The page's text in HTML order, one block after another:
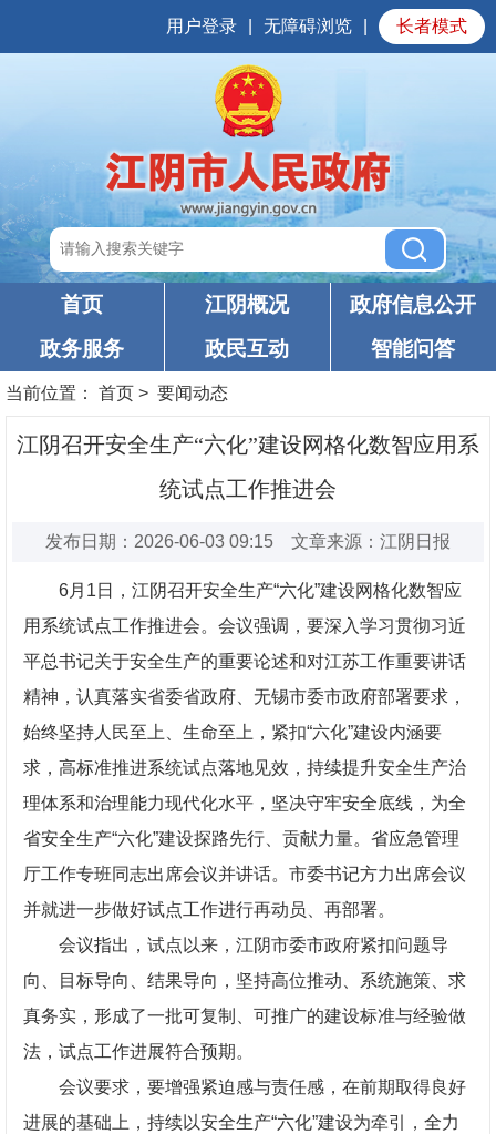
用户登录 无障碍浏览 长者模式
首页 江阴概况
政府信息公开
政务服务
政民互动 智能问答
当前位置： 首页 > 要闻动态
江阴召开安全生产“六化”建设网格化数智应用系
统试点工作推进会
发布日期：2026-06-03 09:15 文章来源：江阴日报
6月1日，江阴召开安全生产“六化”建设网格化数智应
用系统试点工作推进会。会议强调，要深入学习贯彻习近
平总书记关于安全生产的重要论述和对江苏工作重要讲话
精神，认真落实省委省政府、无锡市委市政府部署要求，
始终坚持人民至上、生命至上，紧扣“六化”建设内涵要
求，高标准推进系统试点落地见效，持续提升安全生产治
理体系和治理能力现代化水平，坚决守牢安全底线，为全
省安全生产“六化”建设探路先行、贡献力量。省应急管理
厅工作专班同志出席会议并讲话。市委书记方力出席会议
并就进一步做好试点工作进行再动员、再部署。
会议指出，试点以来，江阴市委市政府紧扣问题导
向、目标导向、结果导向，坚持高位推动、系统施策、求
真务实，形成了一批可复制、可推广的建设标准与经验做
法，试点工作进展符合预期。
会议要求，要增强紧迫感与责任感，在前期取得良好
进展的基础上，持续以安全生产“六化”建设为牵引，全力